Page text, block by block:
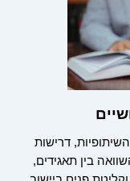
דרישות
בין תאגידים,